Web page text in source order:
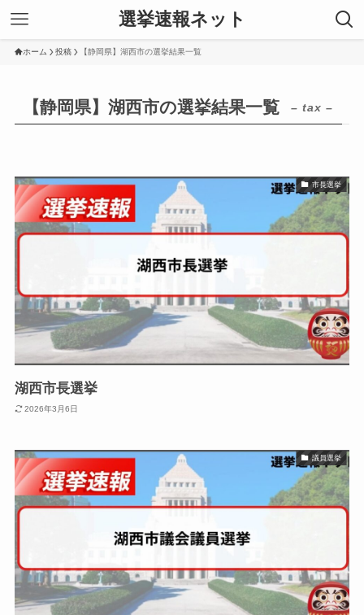
選挙速報ネット
ホーム 投稿 【静岡県】湖西市の選挙結果一覧
【静岡県】湖西市の選挙結果一覧 – tax –
市長選挙
湖西市長選挙
2026年3月6日
議員選挙